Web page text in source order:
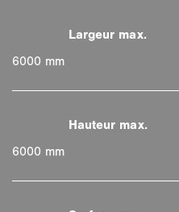
6000 mm
6000 mm